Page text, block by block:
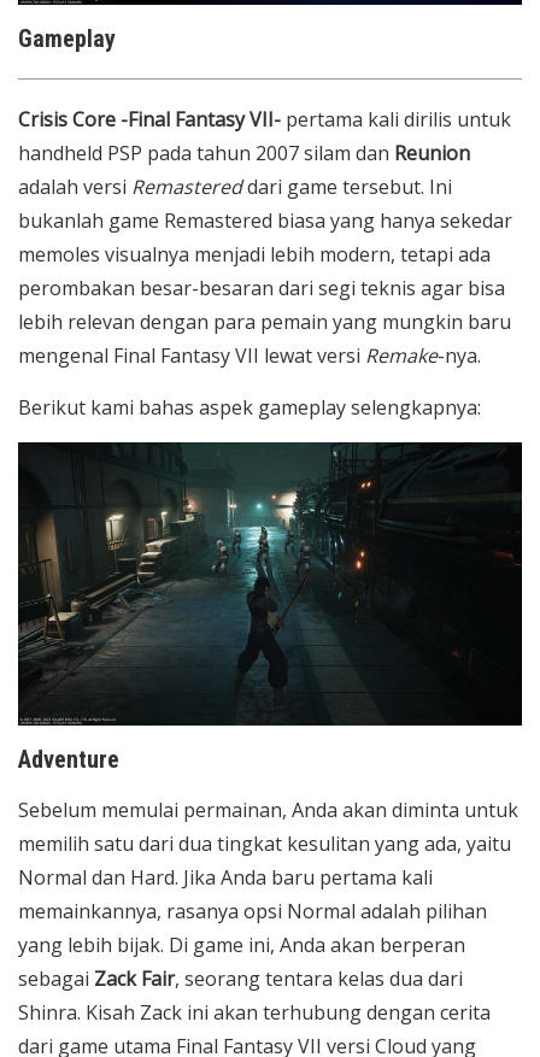
Gameplay
Crisis Core -Final Fantasy VII- pertama kali dirilis untuk
handheld PSP pada tahun 2007 silam dan Reunion
adalah versi Remastereddari game tersebut. Ini
bukanlah game Remastered biasa yang hanya sekedar
memoles visualnya menjadi lebih modern, tetapi ada
perombakan besar-besaran dari segi teknis agar bisa
lebih relevan dengan para pemain yang mungkin baru
mengenal Final Fantasy VII lewat versi Remake-nya.
Berikut kami bahas aspek gameplay selengkapnya:
Adventure
Sebelum memulai permainan, Anda akan diminta untuk
memilih satu dari dua tingkat kesulitan yang ada, yaitu
Normal dan Hard. Jika Anda baru pertama kali
memainkannya, rasanya opsi Normal adalah pilihan
yang lebih bijak. Di game ini, Anda akan berperan
sebagai Zack Fair, seorang tentara kelas dua dari
Shinra. Kisah Zack ini akan terhubung dengan cerita
dari game utama Final Fantasy VII versi Cloud yang